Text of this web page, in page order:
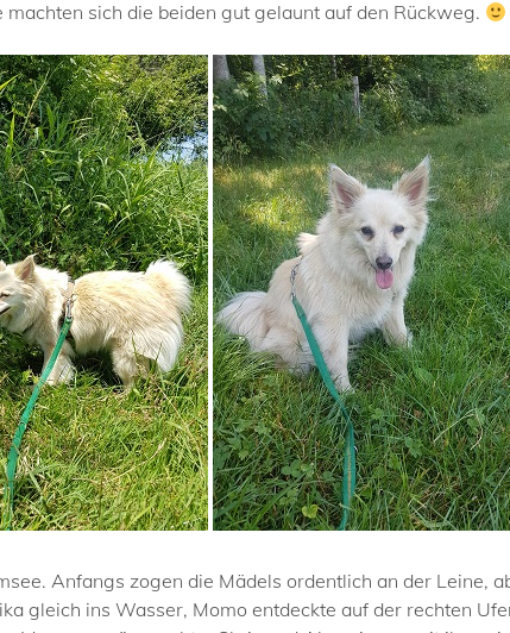
sich die beiden gut gelaunt auf den Rückweg.
Anfangs zogen die Mädels ordentlich an der Leine,
gleich ins Wasser, Momo entdeckte auf der rechten